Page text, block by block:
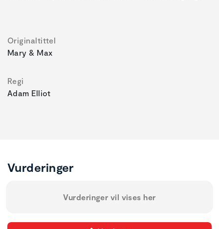
Originaltittel
Mary & Max
Regi
Adam Elliot
Vurderinger
Vurderinger vil vises her